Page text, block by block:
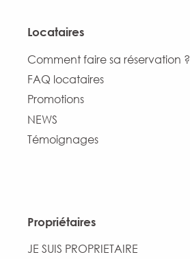
Locataires
Comment faire sa réservation ?
FAQ locataires
Promotions
NEWS
Témoignages
Propriétaires
JE SUIS PROPRIETAIRE